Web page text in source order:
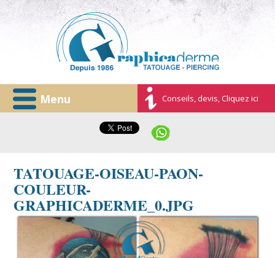
Menu Conseils, devis, Cliquez ici
TATOUAGE-OISEAU-PAON-
COULEUR-
GRAPHICADERME_0.JPG